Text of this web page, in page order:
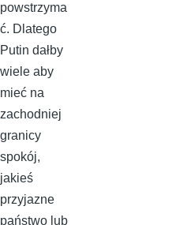
powstrzyma
ć. Dlatego
Putin dałby
wiele aby
mieć na
zachodniej
granicy
spokój,
jakieś
przyjazne
państwo lub